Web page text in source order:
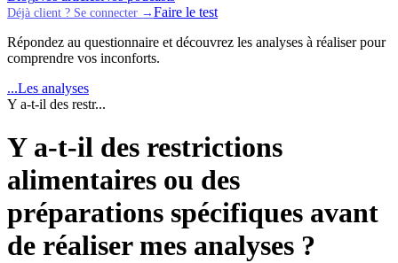
Déjà client ? Se connecter → Faire le test
Répondez au questionnaire et découvrez les analyses à réaliser pour
comprendre vos inconforts.
...Les analyses
Y a-t-il des restr...
Y a-t-il des restrictions
alimentaires ou des
préparations spécifiques avant
de réaliser mes analyses ?